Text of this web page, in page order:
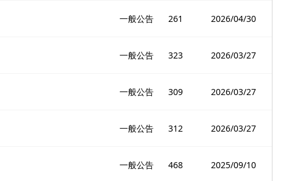
一般公告 261 2026/04/30
一般公告 323 2026/03/27
一般公告 309 2026/03/27
一般公告 312 2026/03/27
一般公告 468 2025/09/10